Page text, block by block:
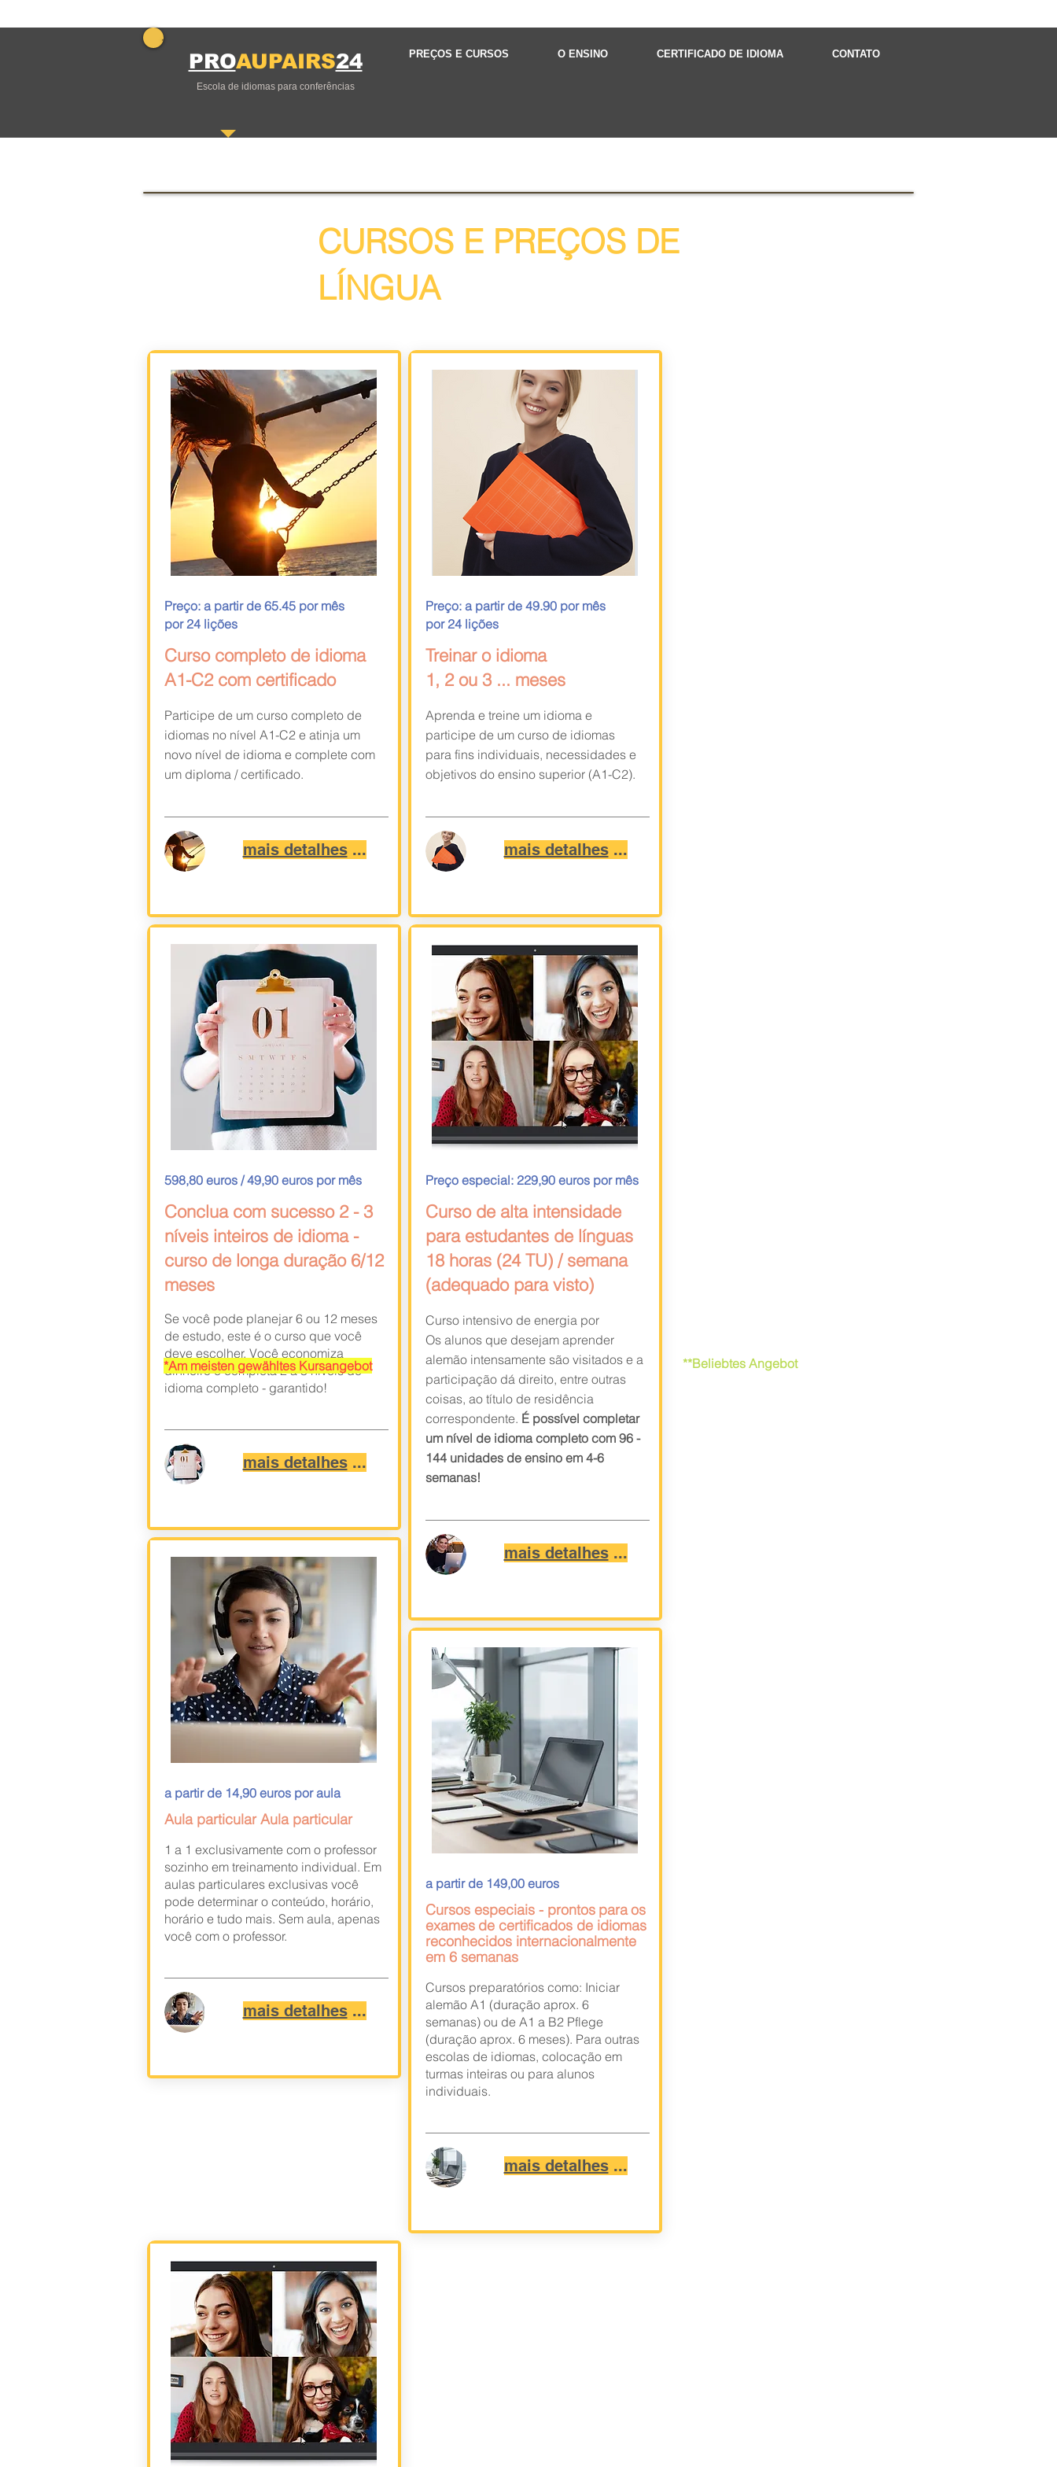
PREÇOS E CURSOS O ENSINO CERTIFICADO DE IDIOMA CONTATO
PROAUPAIRS24
Escola de idiomas para conferências
CURSOS E PREÇOS DE
LÍNGUA
Preço: a partir de 65.45 por mês
por 24 lições
Curso completo de idioma
A1-C2 com certificado
Participe de um curso completo de
idiomas no nível A1-C2 e atinja um
novo nível de idioma e complete com
um diploma / certificado.
mais detalhes...
598,80 euros / 49,90 euros por mês
Conclua com sucesso 2 - 3
níveis inteiros de idioma -
curso de longa duração 6/12
meses
Se você pode planejar 6 ou 12 meses
de estudo, este é o curso que você
deve escolher. Você economiza
dinheiro e completa 2 a 3 níveis de
idioma completo - garantido!
mais detalhes...
a partir de 14,90 euros por aula
Aula particular Aula particular
1 a 1 exclusivamente com o professor
sozinho em treinamento individual. Em
aulas particulares exclusivas você
pode determinar o conteúdo, horário,
horário e tudo mais. Sem aula, apenas
você com o professor.
mais detalhes...
Preço: a partir de 49.90 por mês
por 24 lições
Treinar o idioma
1, 2 ou 3 ... meses
Aprenda e treine um idioma e
participe de um curso de idiomas
para fins individuais, necessidades e
objetivos do ensino superior (A1-C2).
mais detalhes...
Preço especial: 229,90 euros por mês
Curso de alta intensidade
para estudantes de línguas
18 horas (24 TU) / semana
(adequado para visto)
Curso intensivo de energia por
Os alunos que desejam aprender
alemão intensamente são visitados e a
participação dá direito, entre outras
coisas, ao título de residência
correspondente. É possível completar
um nível de idioma completo com 96 -
144 unidades de ensino em 4-6
semanas!
mais detalhes...
a partir de 149,00 euros
Cursos especiais - prontos paraos
exames de certificados de idiomas
reconhecidos internacionalmente
em 6 semanas
Cursos preparatórios como: Iniciar
alemão A1 (duração aprox. 6
semanas) ou de A1 a B2 Pflege
(duração aprox. 6 meses). Para outras
escolas de idiomas, colocação em
turmas inteiras ou para alunos
individuais.
mais detalhes...
*Am meisten gewähltes Kursangebot **Beliebtes Angebot